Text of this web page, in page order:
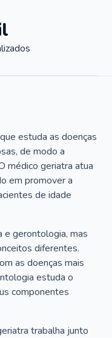
estuda as doenças
de modo a
médico geriatra atua
em promover a
de idade
e gerontologia, mas
diferentes.
as doenças mais
estuda o
componentes
trabalha junto